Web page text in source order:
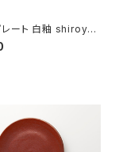
レート 白釉 shiroyu